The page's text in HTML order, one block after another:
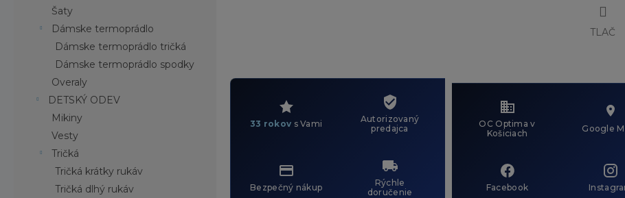
Šaty
Dámske termoprádlo
Dámske termoprádlo tričká
Dámske termoprádlo spodky
Overaly
DETSKÝ ODEV
Mikiny
Vesty
Tričká
Tričká krátky rukáv
Tričká dlhý rukáv
TLAČ
33 rokov s Vami
Autorizovaný
predajca
Bezpečný nákup
Rýchle
doručenie
OC Optima v
Košiciach
Google
Facebook